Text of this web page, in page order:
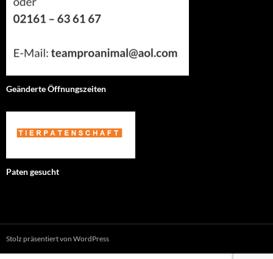
Geänderte Öffnungszeiten
Paten gesucht
Stolz präsentiert von WordPress